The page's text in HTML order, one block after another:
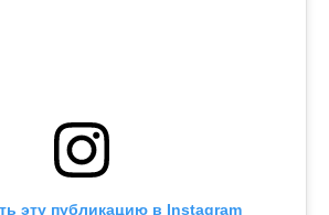
эту публикацию в Instagram